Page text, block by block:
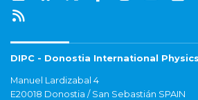
DIPC - Donostia International
Manuel Lardizabal 4
E20018 Donostia / San Sebastián SPAIN